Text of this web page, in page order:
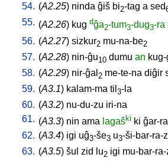
54. (A2.25) ninda ĝiš bi2-tag a sed
55. (A2.26) kug dĝa2-tum3-dug3-ra
56. (A2.27) sizkur2 mu-na-be2
57. (A2.28) nin-ĝu10 dumu an
58. (A2.29) nir-ĝal 2 me-te-na diĝir
59. (A3.1) kalam-ma til 3-la
60. (A3.2) nu-du-zu iri-na
61. (A3.3) nin ama lagaški ki ĝar-
62. (A3.4) igi uĝ3-še3 u3-ši-bar-ra-
63. (A3.5) šul zid lu2 igi mu-bar-ra-